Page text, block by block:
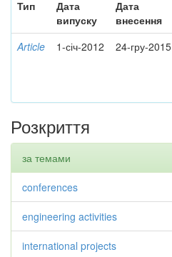
Тип
Дата
випуску
Дата
внесення
Article 1-січ-2012 24-гру-2015
Розкриття
за темами
conferences
engineering activities
international projects